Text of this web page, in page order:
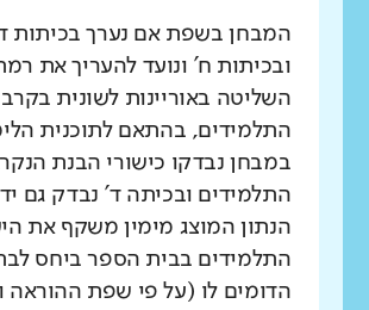
המבחן בשפת אם נערך בכיתות
ובכיתות ח' ונועד להעריך את
השליטה באוריינות לשונית בקרב
התלמידים, בהתאם לתוכנית
במבחן נבדקו כישורי הבנת
התלמידים ובכיתה ד' נבדק גם
הנתון המוצג מימין משקף את
התלמידים בבית הספר ביחס
הדומים לו (על פי שפת ההוראה